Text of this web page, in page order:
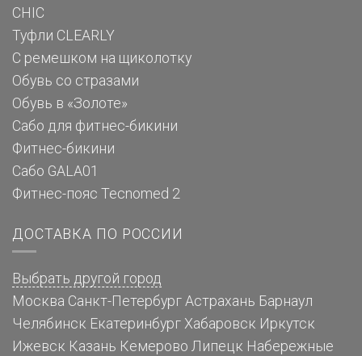
CHIC
Туфли CLEARLY
С ремешком на щиколотку
Обувь со стразами
Обувь в «Золоте»
Сабо для фитнес-бикини
Фитнес-бикини
Сабо GALA01
Фитнес-пояс Tecnomed 2
ДОСТАВКА ПО РОССИИ
Выбрать другой город
Москва Санкт-Петербург Астрахань Барнаул
Челябинск Екатеринбург Хабаровск Иркутск
Ижевск Казань Кемерово Липецк Набережные